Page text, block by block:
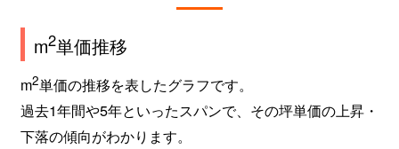
m2単価推移
m2単価の推移を表したグラフです。
過去1年間や5年といったスパンで、その坪単価の上昇・
下落の傾向がわかります。